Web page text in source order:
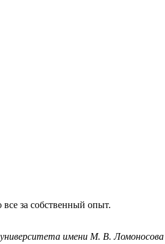
за собственный опыт.
имени М. В. Ломоносова